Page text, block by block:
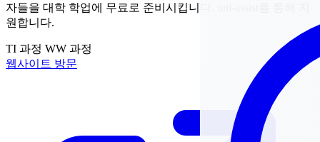
자들을 대학 학업에 무료로 준비시킵니다. uni-assist를 통해 지
원합니다.
TI 과정 WW 과정
웹사이트 방문